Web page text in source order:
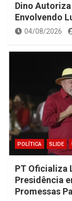
Dino
Envolvendo
04/08/2026
POLÍTICA SLIDE
PT Oficializa
Presidência
Promessas